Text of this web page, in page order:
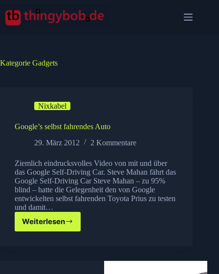
Inhalt
springen
Kategorie Gadgets
Nixkabel
Google’s selbst fahrendes Auto
29. März 2012
2 Kommentare
Ziemlich eindrucksvolles Video von mit und über
das Google Self-Driving Car. Steve Mahan fährt das
Google Self-Driving Car Steve Mahan – zu 95%
blind – hatte die Gelegenheit den von Google
entwickelten selbst fahrenden Toyota Prius zu testen
und damit…
Weiterlesen
Google’s